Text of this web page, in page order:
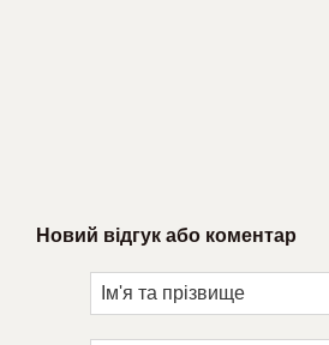
Новий відгук або коментар